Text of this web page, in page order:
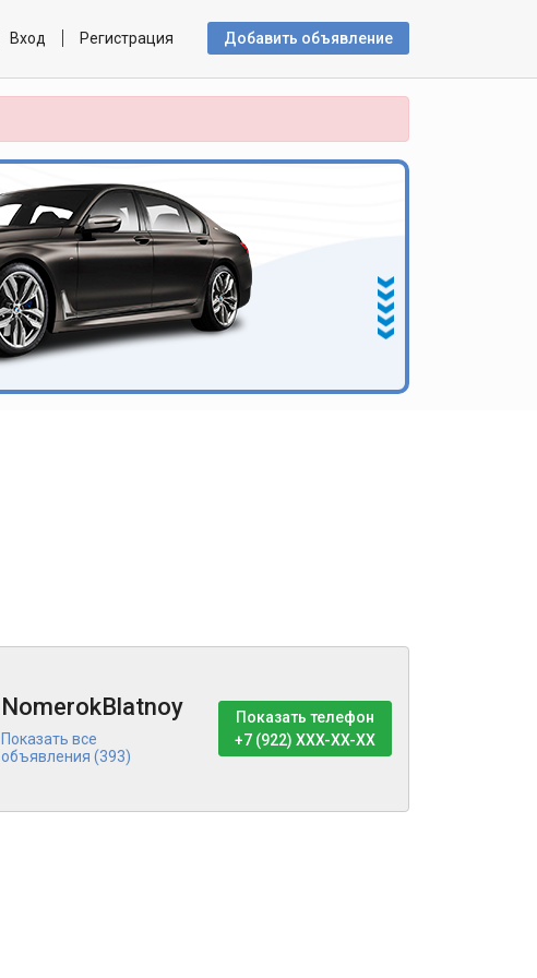
Вход Регистрация Добавить объявлениe
NomerokBlatnoy
Показать все
объявления (393)
Показать телефон
+7 (922) XXX-XX-XX